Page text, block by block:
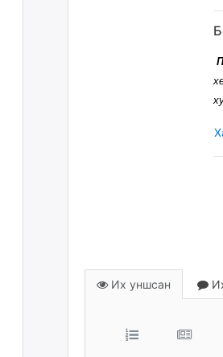
Их уншсан